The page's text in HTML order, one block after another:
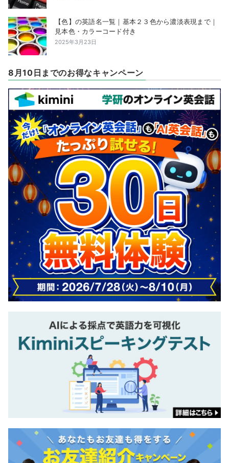
【色】の英語名一覧｜基本２３色から濃淡表現まで｜
見本色・カラーコード付き
2025年3月23日
8月10日までのお得なキャンペーン